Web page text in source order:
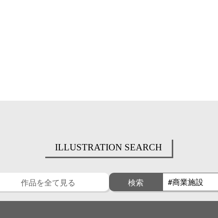
ILLUSTRATION SEARCH
作品を全て見る 検索